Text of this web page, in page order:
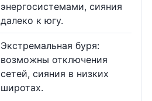
энергосистемами, сияния
далеко к югу.
Экстремальная буря:
возможны отключения
сетей, сияния в низких
широтах.